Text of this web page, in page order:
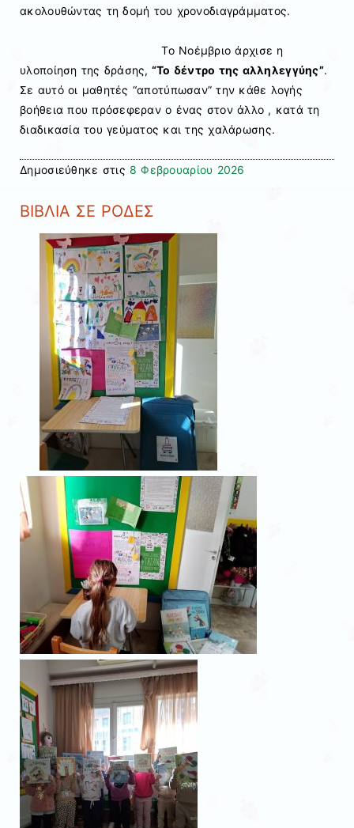
ακολουθώντας τη δομή του χρονοδιαγράμματος.
Το Νοέμβριο άρχισε η
υλοποίηση της δράσης, “Το δέντρο της αλληλεγγύης”.
Σε αυτό οι μαθητές “αποτύπωσαν” την κάθε λογής
βοήθεια που πρόσεφεραν ο ένας στον άλλο , κατά τη
διαδικασία του γεύματος και της χαλάρωσης.
Δημοσιεύθηκε στις 8 Φεβρουαρίου 2026
ΒΙΒΛΙΑ ΣΕ ΡΟΔΕΣ